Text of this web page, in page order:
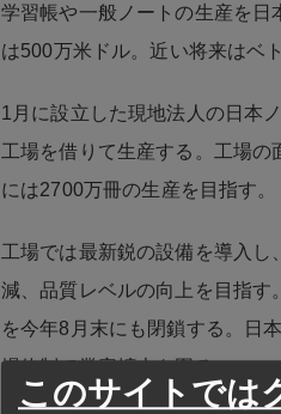
学習帳や一般ノートの生産を
は500万米ドル。近い将来はベ
1月に設立した現地法人の日本
工場を借りて生産する。工場
には2700万冊の生産を目指す。
工場では最新鋭の設備を導入
減、品質レベルの向上を目指
を今年8月末にも閉鎖する。日
場体制で業容拡大を図る。
このサイトでは